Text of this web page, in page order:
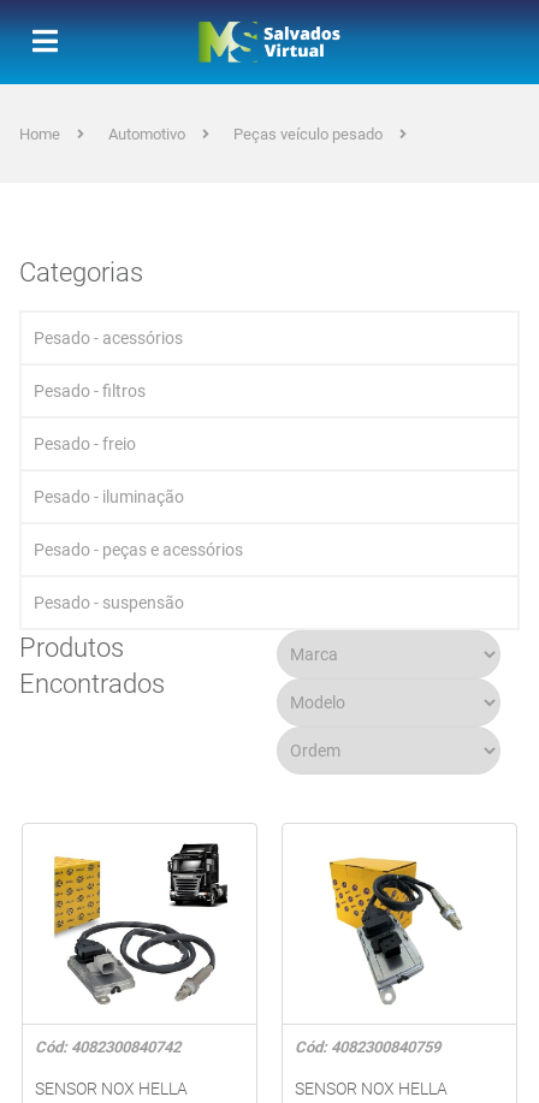
Home Automotivo Peças veículo pesado
Categorias
Pesado - acessórios
Pesado - filtros
Pesado - freio
Pesado - iluminação
Pesado - peças e acessórios
Pesado - suspensão
Produtos
Encontrados
Cód: 4082300840742
SENSOR NOX HELLA
Cód: 4082300840759
SENSOR NOX HELLA